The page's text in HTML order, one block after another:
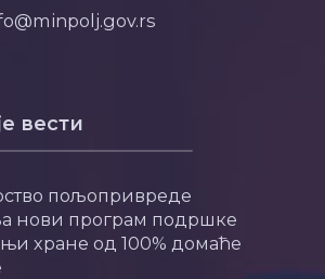
вести
пољопривреде
нови програм подршке
хране од 100% домаће